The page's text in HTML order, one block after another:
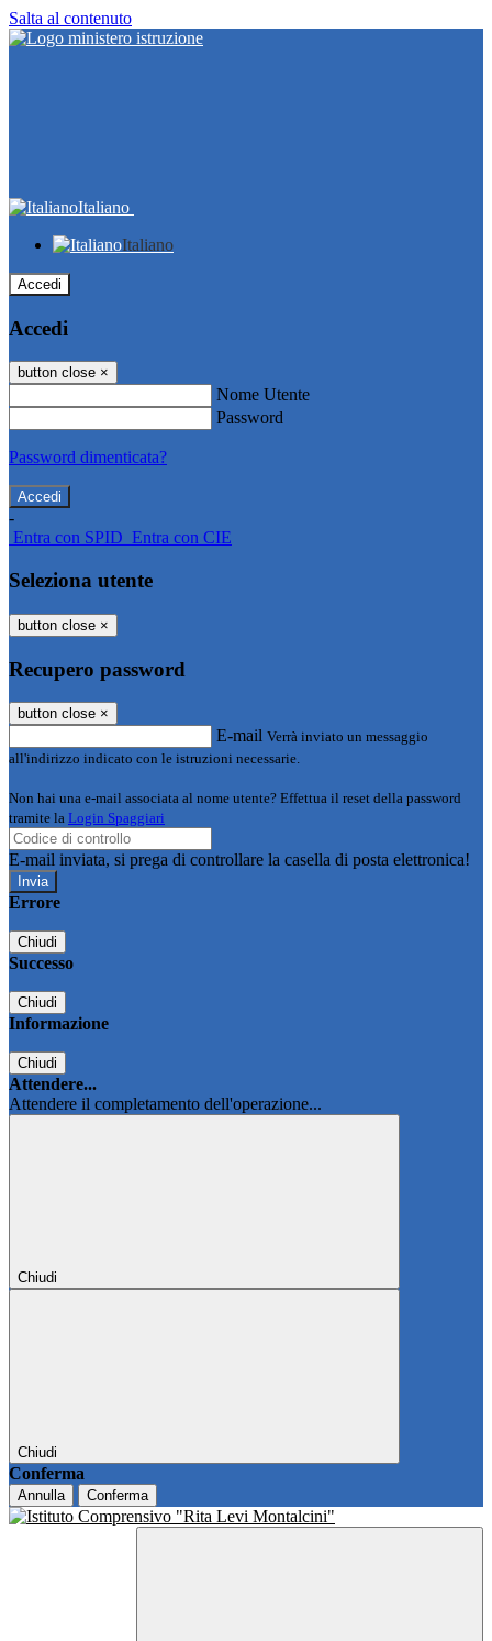
Salta al contenuto
Italiano
Italiano
Accedi
Accedi
button close ×
Nome Utente
Password
Password dimenticata?
-
Entra con SPID Entra con CIE
Seleziona utente
button close ×
Recupero password
button close ×
E-mail Verrà inviato un messaggio
all'indirizzo indicato con le istruzioni necessarie.
Non hai una e-mail associata al nome utente? Effettua il reset della password
tramite la Login Spaggiari
E-mail inviata, si prega di controllare la casella di posta elettronica!
Errore
Chiudi
Successo
Chiudi
Informazione
Chiudi
Attendere...
Attendere il completamento dell'operazione...
Chiudi
Chiudi
Conferma
Annulla Conferma